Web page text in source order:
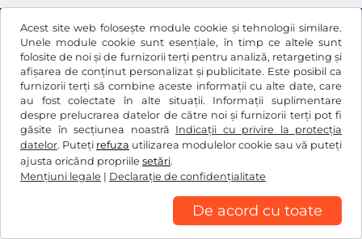
Acest site web folosește module cookie și tehnologii similare.
Unele module cookie sunt esențiale, în timp ce altele sunt
folosite de noi și de furnizorii terți pentru analiză, retargeting și
afișarea de conținut personalizat și publicitate. Este posibil ca
furnizorii terți să combine aceste informații cu alte date, care
au fost colectate în alte situații. Informații suplimentare
despre prelucrarea datelor de către noi și furnizorii terți pot fi
găsite în secțiunea noastră Indicații cu privire la protecția
datelor. Puteți refuza utilizarea modulelor cookie sau vă puteți
ajusta oricând propriile setări.
Mențiuni legale | Declaraţie de confidențialitate
De acord cu toate
FtHUF
Facebook Instagram
Termeni generali şi condiţii / drept de retragere
Declaraţie de confidențialitate
Mențiuni legale